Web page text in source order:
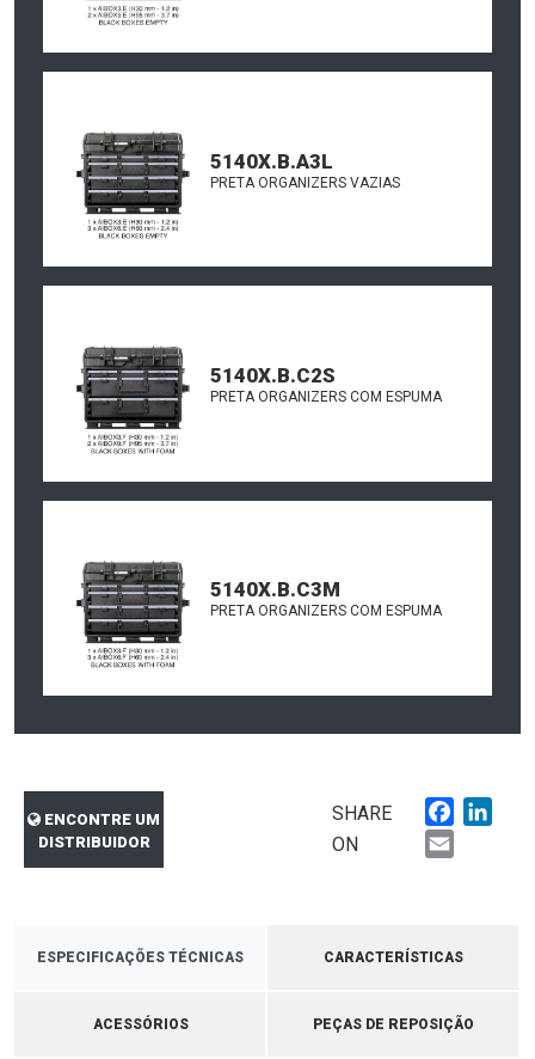
5140X.B.A3L
PRETA ORGANIZERS VAZIAS
5140X.B.C2S
PRETA ORGANIZERS COM ESPUMA
5140X.B.C3M
PRETA ORGANIZERS COM ESPUMA
ENCONTRE UM
DISTRIBUIDOR
SHARE
ON
ESPECIFICAÇÕES TÉCNICAS CARACTERÍSTICAS
ACESSÓRIOS PEÇAS DE REPOSIÇÃO